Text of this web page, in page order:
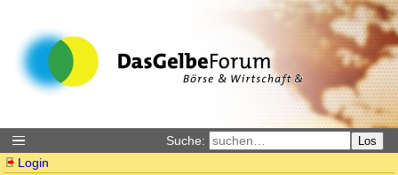
Suche: Los
Login